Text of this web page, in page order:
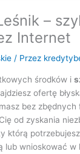
–
Internet
/ Przez
środków i
ofertę
bez zbędnych
od zyskania
którą
lub wnioskować w